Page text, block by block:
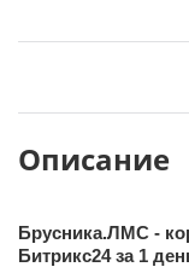
Описание
Брусника.ЛМС -
Битрикс24 за 1